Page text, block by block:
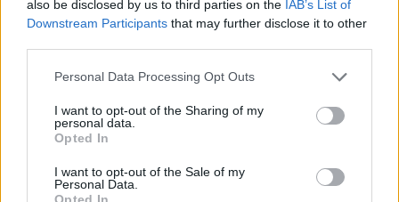
also be disclosed by us to third parties on the IAB’s List of
Downstream Participants that may further disclose it to other
Personal Data Processing Opt Outs
I want to opt-out of the Sharing of my
personal data.
Opted In
I want to opt-out of the Sale of my
Personal Data.
Opted In
Komentáře
asfalt kostky oprava Plzeňská ulice
Příbram
uzavírka